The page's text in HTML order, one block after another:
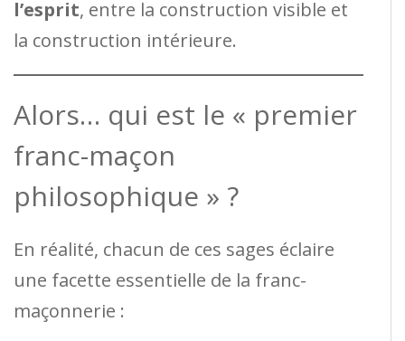
l’esprit, entre la construction visible et
la construction intérieure.
Alors… qui est le « premier
franc-maçon
philosophique » ?
En réalité, chacun de ces sages éclaire
une facette essentielle de la franc-
maçonnerie :